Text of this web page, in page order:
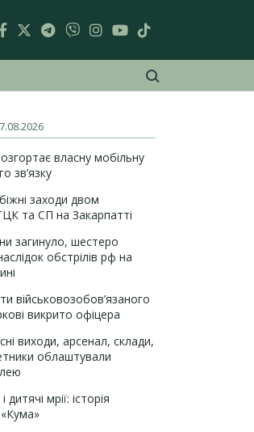
власну мобільну
зв’язку
заходи двом
та СП на Закарпатті
загинуло, шестеро
обстрілів рф на
військовозобов’язаного
викрито офіцера
виходи, арсенал, склади,
облаштували
мрії: історія